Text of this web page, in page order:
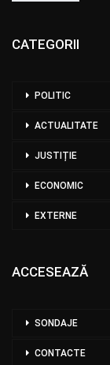
CATEGORII
POLITIC
ACTUALITATE
JUSTIȚIE
ECONOMIC
EXTERNE
ACCESEAZĂ
SONDAJE
CONTACTE